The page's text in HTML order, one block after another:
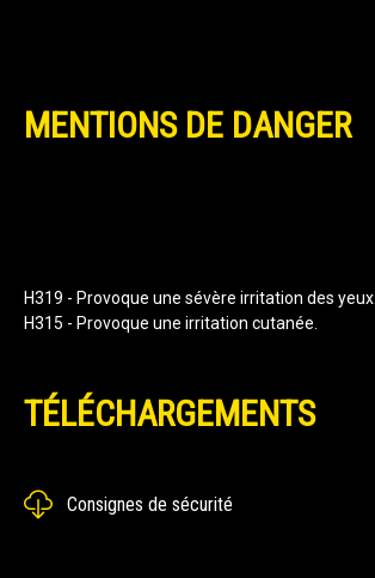
MENTIONS DE DANGER
H319 - Provoque une sévère irritation des yeux.
H315 - Provoque une irritation cutanée.
TÉLÉCHARGEMENTS
Consignes de sécurité